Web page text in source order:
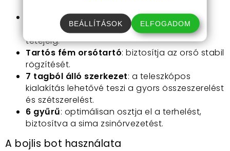
Osztott markolatú nyél: 52 cm hosszú,
kényelmes fogást biztosít az orsótartó
tetejéig.
Tartós fém orsótartó: biztosítja az orsó stabil
rögzítését.
7 tagból álló szerkezet: a teleszkópos
kialakítás lehetővé teszi a gyors összeszerelést
és szétszerelést.
6 gyűrű: optimálisan osztja el a terhelést,
biztosítva a sima zsinórvezetést.
A bojlis bot használata
BEÁLLÍTÁSOK ELFOGADOM